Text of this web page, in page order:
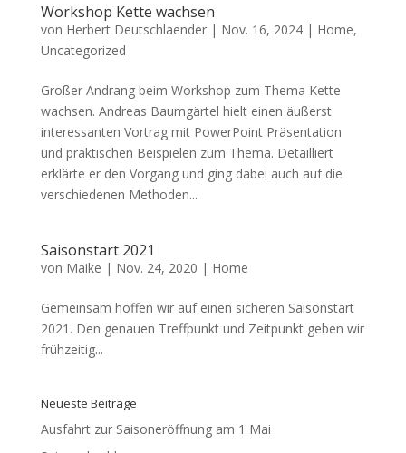
Workshop Kette wachsen
von Herbert Deutschlaender| Nov. 16, 2024| Home,
Uncategorized
Großer Andrang beim Workshop zum Thema Kette
wachsen. Andreas Baumgärtel hielt einen äußerst
interessanten Vortrag mit PowerPoint Präsentation
und praktischen Beispielen zum Thema. Detailliert
erklärte er den Vorgang und ging dabei auch auf die
verschiedenen Methoden...
Saisonstart 2021
von Maike | Nov. 24, 2020 | Home
Gemeinsam hoffen wir auf einen sicheren Saisonstart
2021. Den genauen Treffpunkt und Zeitpunkt geben wir
frühzeitig...
Neueste Beiträge
Ausfahrt zur Saisoneröffnung am 1 Mai